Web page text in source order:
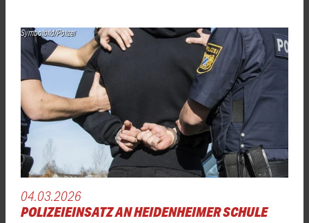
Symbolbild/Polizei
04.03.2026
POLIZEIEINSATZ AN HEIDENHEIMER SCHULE